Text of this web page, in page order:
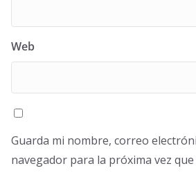
Web
Guarda mi nombre, correo
navegador para la próxima vez